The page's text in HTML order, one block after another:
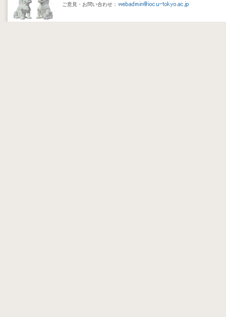
ご意見・お問い合わせ：